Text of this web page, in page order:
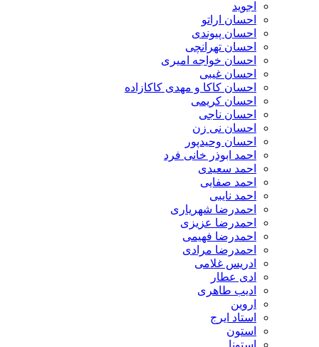
اجوید
احسان اراتو
احسان پیوندی
احسان تهرانچی
احسان خواجه امیری
احسان غیبی
احسان کاکا و مهدی کاکازاده
احسان کریمی
احسان ناجی
احسان نی زن
احسان وحیدپور
احمد ابوذر خانی فرد
احمد سعیدی
احمد صفایی
احمد نایبی
احمدرضا شهریاری
احمدرضا عزیزی
احمدرضا فهیمی
احمدرضا مرادی
ادریس غلامی
ادی عطار
ادیب طاهری
اروین
استاد ایرج
استون